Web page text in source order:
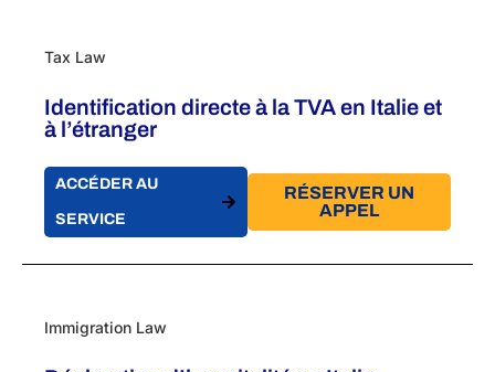
Tax Law
Identification directe à la TVA en Italie et
à l’étranger
ACCÉDER AU
SERVICE
RÉSERVER UN
APPEL
Immigration Law